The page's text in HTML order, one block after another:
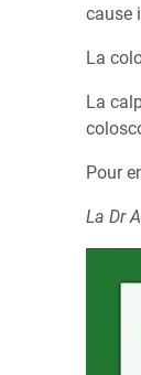
cause
La
La
Pour
La Dr